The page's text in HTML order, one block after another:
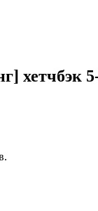
хетчбэк